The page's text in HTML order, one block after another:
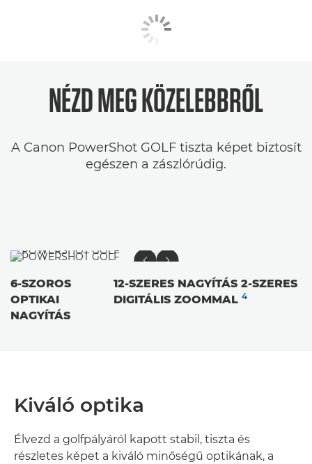
NÉZD MEG KÖZELEBBRŐL
A Canon PowerShot GOLF tiszta képet biztosít
egészen a zászlórúdig.
6-SZOROS
OPTIKAI
NAGYÍTÁS
12-SZERES NAGYÍTÁS 2-SZERES
DIGITÁLIS ZOOMMAL4
Kiváló optika
Élvezd a golfpályáról kapott stabil, tiszta és
részletes képet a kiváló minőségű optikának, a